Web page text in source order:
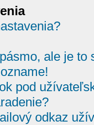
ale je to
pod
odkaz